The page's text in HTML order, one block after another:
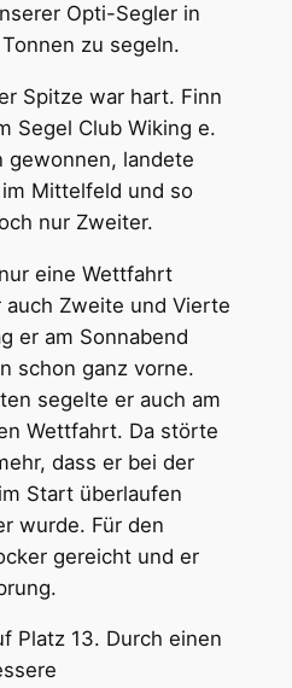
Opti-Segler in
zu segeln.
Spitze war hart. Finn
Segel Club Wiking e.
landete
Mittelfeld und so
nur Zweiter.
eine Wettfahrt
Zweite und Vierte
er am Sonnabend
schon ganz vorne.
segelte er auch am
Wettfahrt. Da störte
dass er bei der
Start überlaufen
wurde. Für den
gereicht und er
Platz 13. Durch einen